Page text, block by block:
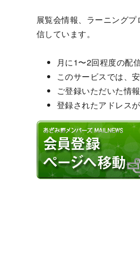
展覧会情報、ラーニング
信しています。
月に1〜2回程度の配
このサービスでは、
ご登録いただいた情
登録されたアドレス